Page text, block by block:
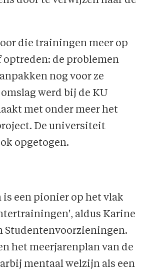
die trainingen meer op
optreden: de problemen
nog voor ze
werd bij de KU
met onder meer het
De universiteit
opgetogen.
is een pionier op het vlak
aldus Karine
Studentenvoorzieningen.
het meerjarenplan van de
mentaal welzijn als een